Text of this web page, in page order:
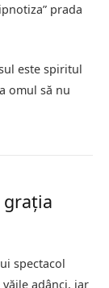
prada
este spiritul
omul să nu
grația
spectacol
adânci, iar